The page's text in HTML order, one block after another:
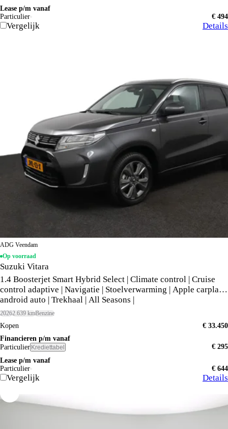
Lease p/m vanaf
Particulier
€ 494
Vergelijk Details
ADG Veendam
Op voorraad
Suzuki Vitara
1.4 Boosterjet Smart Hybrid Select | Climate control | Cruise
control adaptive | Navigatie | Stoelverwarming | Apple carplay,
android auto | Trekhaal | All Seasons |
20262.639 kmBenzine
Kopen
€ 33.450
Financieren p/m vanaf
Particulier Krediettabel
€ 295
Lease p/m vanaf
Particulier
€ 644
Vergelijk Details